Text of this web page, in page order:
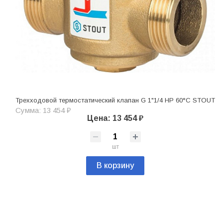
Трехходовой термостатический клапан G 1"1/4 НР 60°C STOUT
Сумма: 13 454 ₽
Цена: 13 454 ₽
шт
В корзину